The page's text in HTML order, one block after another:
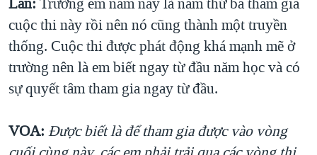
cuộc thi này rồi nên nó cũng thành một truyền
thống. Cuộc thi được phát động khá mạnh mẽ ở
trường nên là em biết ngay từ đầu năm học và có
sự quyết tâm tham gia ngay từ đầu.
VOA: Được biết là để tham gia được vào vòng